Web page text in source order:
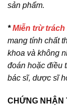
sản phẩm.
*Miễn trừ trách
mang tính chất
khoa và không
đoán hoặc điều
bác sĩ, dược sĩ
CHỨNG NHẬN